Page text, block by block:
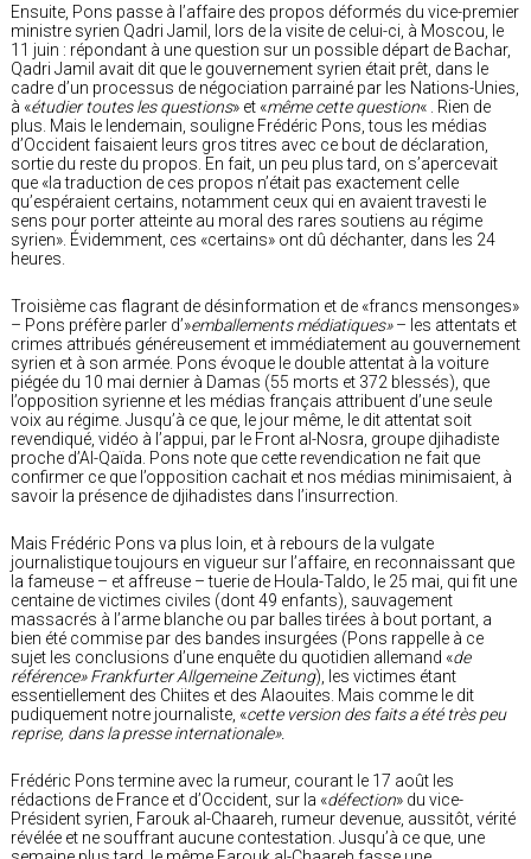
Ensuite, Pons passe à l’affaire des propos déformés du vice-premier
ministre syrien Qadri Jamil, lors de la visite de celui-ci, à Moscou, le
11 juin : répondant à une question sur un possible départ de Bachar,
Qadri Jamil avait dit que le gouvernement syrien était prêt, dans le
cadre d’un processus de négociation parrainé par les Nations-Unies,
à «étudier toutes les questions» et «même cette question« . Rien de
plus. Mais le lendemain, souligne Frédéric Pons, tous les médias
d’Occident faisaient leurs gros titres avec ce bout de déclaration,
sortie du reste du propos. En fait, un peu plus tard, on s’apercevait
que «la traduction de ces propos n’était pas exactement celle
qu’espéraient certains, notamment ceux qui en avaient travesti le
sens pour porter atteinte au moral des rares soutiens au régime
syrien». Évidemment, ces «certains» ont dû déchanter, dans les 24
heures.
Troisième cas flagrant de désinformation et de «francs mensonges»
– Pons préfère parler d’»emballements médiatiques»– les attentats et
crimes attribués généreusement et immédiatement au gouvernement
syrien et à son armée. Pons évoque le double attentat à la voiture
piégée du 10 mai dernier à Damas (55 morts et 372 blessés), que
l’opposition syrienne et les médias français attribuent d’une seule
voix au régime. Jusqu’à ce que, le jour même, le dit attentat soit
revendiqué, vidéo à l’appui, par le Front al-Nosra, groupe djihadiste
proche d’Al-Qaïda. Pons note que cette revendication ne fait que
confirmer ce que l’opposition cachait et nos médias minimisaient, à
savoir la présence de djihadistes dans l’insurrection.
Mais Frédéric Pons va plus loin, et à rebours de la vulgate
journalistique toujours en vigueur sur l’affaire, en reconnaissant que
la fameuse – et affreuse – tuerie de Houla-Taldo, le 25 mai, qui fit une
centaine de victimes civiles (dont 49 enfants), sauvagement
massacrés à l’arme blanche ou par balles tirées à bout portant, a
bien été commise par des bandes insurgées (Pons rappelle à ce
sujet les conclusions d’une enquête du quotidien allemand «de
référence» Frankfurter Allgemeine Zeitung), les victimes étant
essentiellement des Chiites et des Alaouites. Mais comme le dit
pudiquement notre journaliste, «cette version des faits a été très peu
reprise, dans la presse internationale».
Frédéric Pons termine avec la rumeur, courant le 17 août les
rédactions de France et d’Occident, sur la «défection» du vice-
Président syrien, Farouk al-Chaareh, rumeur devenue, aussitôt, vérité
révélée et ne souffrant aucune contestation. Jusqu’à ce que, une